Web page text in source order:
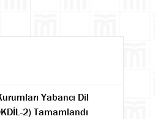
Yabancı Dil
2) Tamamlandı